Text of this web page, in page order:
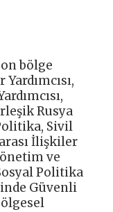
bölge
Rusya
Sivil
İlişkiler
ve
Politika
Güvenli